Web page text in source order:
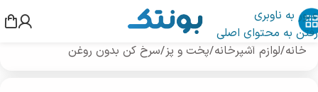
عبور به ناوبری
رفتن به محتوای اصلی
خانه/لوازم آشپرخانه/پخت و پز/سرخ کن بدون روغن